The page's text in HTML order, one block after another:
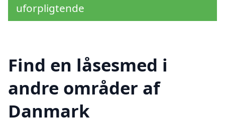
uforpligtende
Find en låsesmed i
andre områder af
Danmark